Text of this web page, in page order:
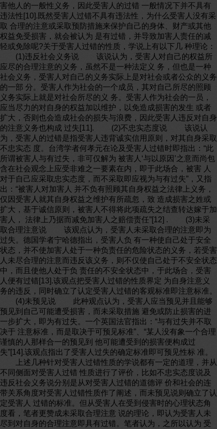
害他人的一般性义务，因此受害人的过错 一般情况下并不具有
违法性[10].既然受害人过错不具有违法性，为什么受害人没有采
取 合理的注意或采取预防措施来保护自己的身体、财产或其他
权益免受损害，就会被认为 是有过错，并导致加害人责任的减
轻或免除呢?关于受害人过错的性质，学说上有以下几 种理论：
(1)违反社会义务说 该说认为，受害人对自己的权益所
应尽的合理注意的义务，虽然不是一种法定义 务，但也是一种
社会义务，受害人对自己的义务实际上是对社会或者公众的义务
的一部 分。受害人作为社会的一个成员，其对自己所尽的照顾
义务实际上就是对社会所尽的义 务。受害人作为社会的一员，
应当尽力的对自身的权益加以维护，以免造成损害的发生 或者
扩大，否则也会造成社会的损失与浪费，因此受害人违反对自身
的注意义务也构成 过失[11]. (2)不忠实态度说 该说认
为，受害人的过错是指受害人违背诚实信用原则，对其自身采取
不忠实态 度。台湾学者何孝元在论及受害人过错时即指出：“此
所谓被害人与有过失，非可仅解为 被害人‘与以原因’之意而尚包
含在社会观念上应受非难之一要素在内，即于此场合，被害 人
对于自己应采取忠实态度，而不采取即应视为与有过失”，又指
出：“被害人对加害人 并不负有照顾其自身权益之法律上义务，
仅因受害人就其自身权益之维护有所疏忽，致 造成损害之姓或
扩大，基于诚信原则，被害人不得将此项疏失之结查转达嫁于加
害人， 法律上乃据而减免加害人之赔偿责任”[12] . (3)未采
取合理注意说 该观点认为，受害人未采取合理的注意即为
过失。德国学者宁哈德指出，受害人负 有一种使自己处于安全
状态，并不使加害人处于一种负责任的危险状态的义务，若受害
人未尽合理的注意而违反该义务，则不仅使自己处于不安全状态
中，而且使他人处于负 责任的不安全状态中，于此场合，受害
人便有过错[13].该观点把受害人过错的性质界定 为自身注意义
务的违反，同时确立了认定受害人过错的客观标准即注意标准。
(4)未预见说 此种观点认为，受害人应当预见并且能够
预见到自己可能遭受损害，而未采取措施 避免或防止损害的进
一步扩大，即为有过失。一个英国法官指出：“与有过失并不取
决于 注意标准，而是取决于可预见标准”、“某人没有象一个合理
谨慎的人那样合一的预见到 他可能遭受到的损害便构成过
失”[14].该观点指出了受害人过失的确定标准即可预见性标 准。
上述几种针对受害人过错性质的学说都有一定的道理，并从
不同侧面对受害人过错 性质进行了评价，比如不忠实态度说及
违反社会义务说分别是从对受害人过错的道德评 价和社会的连
带关系角度对受害人过错性质作了阐述，而未预见说则确立了认
定受害人 过错的标准。但从受害人在受到侵害时的心理状态角
度看，笔者更赞成未采取合理注意 说的理论，即认为受害人未
尽到对自身的合理注意即具有过错。笔者认为，之所以认为 受